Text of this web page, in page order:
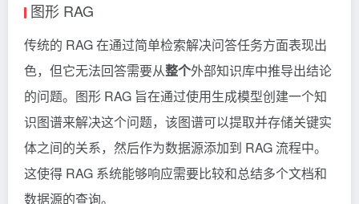
图形 RAG
传统的 RAG 在通过简单检索解决问答任务方面表现出
色，但它无法回答需要从整个外部知识库中推导出结论
的问题。图形 RAG 旨在通过使用生成模型创建一个知
识图谱来解决这个问题，该图谱可以提取并存储关键实
体之间的关系，然后作为数据源添加到 RAG 流程中。
这使得 RAG 系统能够响应需要比较和总结多个文档和
数据源的查询。